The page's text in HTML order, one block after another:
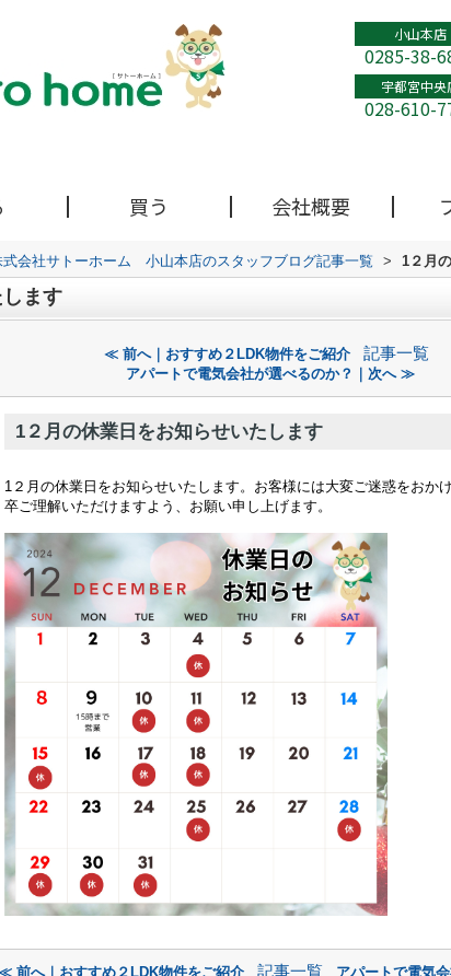
小山本店
0285-38-
宇都宮中央
028-610-
買う 会社概要
式会社サトーホーム 小山本店のスタッフブログ記事一覧 > 1２月
ます
≪ 前へ｜おすすめ２LDK物件をご紹介 記事一覧
アパートで電気会社が選べるのか？｜次へ ≫
1２月の休業日をお知らせいたします
1２月の休業日をお知らせいたします。お客様には大変ご迷惑をおか
卒ご理解いただけますよう、お願い申し上げます。
前へ｜おすすめ２LDK物件をご紹介 記事一覧
アパートで電気